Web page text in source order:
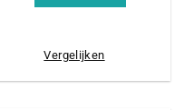
Vergelijken